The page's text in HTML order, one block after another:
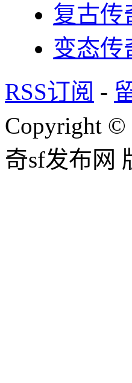
复古传
变态传
RSS订阅 -
Copyright ©
奇sf发布网